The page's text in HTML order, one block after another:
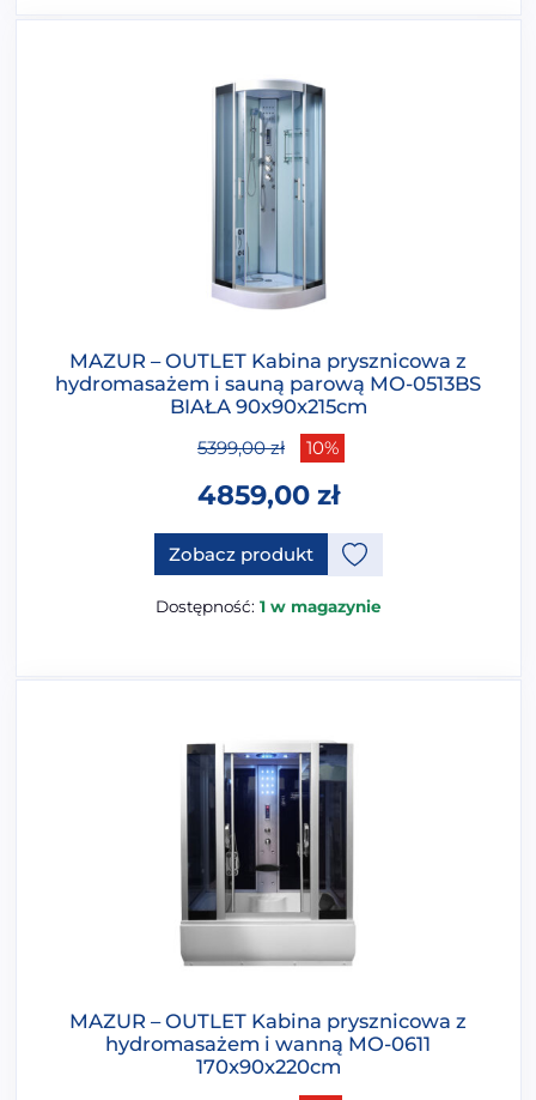
MAZUR – OUTLET Kabina prysznicowa z
hydromasażem i sauną parową MO-0513BS
BIAŁA 90x90x215cm
5399,00zł 10%
4859,00 zł
Zobacz produkt
Dostępność: 1 w magazynie
MAZUR – OUTLET Kabina prysznicowa z
hydromasażem i wanną MO-0611
170x90x220cm